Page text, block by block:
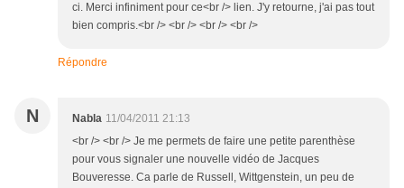
ci. Merci infiniment pour ce<br /> lien. J'y retourne, j'ai pas tout
bien compris.<br /> <br /> <br /> <br />
Répondre
N Nabla 11/04/2011 21:13
<br /> <br /> Je me permets de faire une petite parenthèse
pour vous signaler une nouvelle vidéo de Jacques
Bouveresse. Ca parle de Russell, Wittgenstein, un peu de